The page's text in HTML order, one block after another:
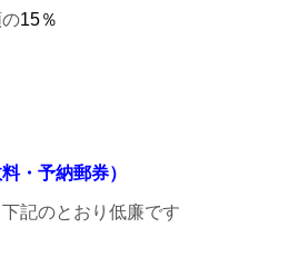
15％
・予納郵券）
記のとおり低廉です